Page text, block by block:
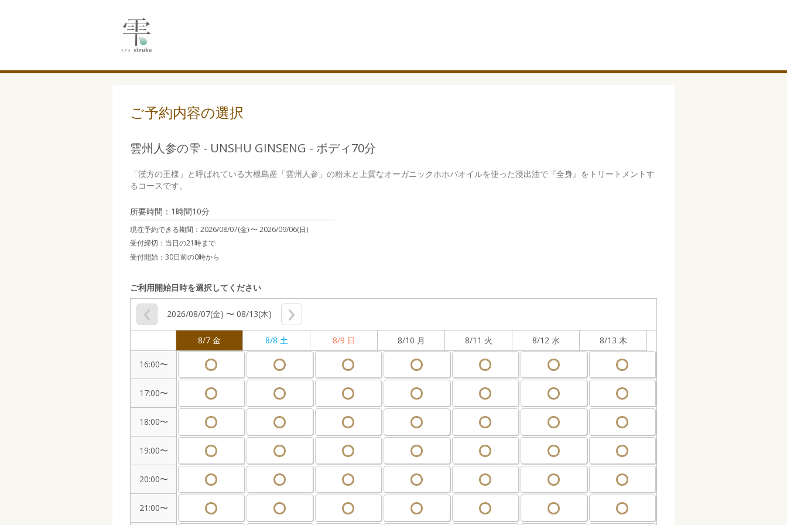
ご予約内容の選択
雲州人参の雫 - UNSHU GINSENG - ボディ70分
「漢方の王様」と呼ばれている大根島産「雲州人参」の粉末と上質なオーガニックホホバオイルを使った浸出油で『全身』をトリートメントす
るコースです。
所要時間：1時間10分
現在予約できる期間： 2026/08/07(金) 〜2026/09/06(日)
受付締切： 当日の21時まで
受付開始： 30日前の0時から
ご利用開始日時を選択してください
2026/08/07(金) 〜 08/13(木)
8/7 金 8/8 土 8/9 日 8/10 月 8/11 火 8/12 水 8/13 木
16:00〜
17:00〜
18:00〜
19:00〜
20:00〜
21:00〜